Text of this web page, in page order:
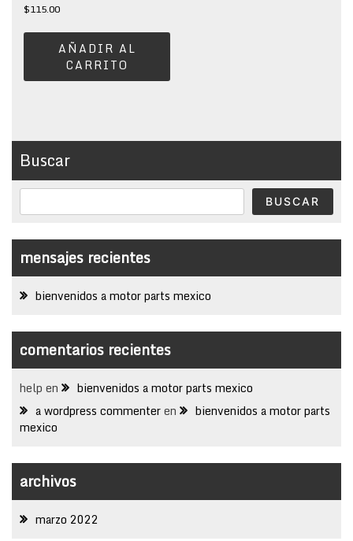
$115.00
AÑADIR AL
CARRITO
Buscar
BUSCAR
mensajes recientes
bienvenidos a motor parts mexico
comentarios recientes
help en
bienvenidos a motor parts mexico
a wordpress commenteren
bienvenidos a motor parts
mexico
archivos
marzo 2022